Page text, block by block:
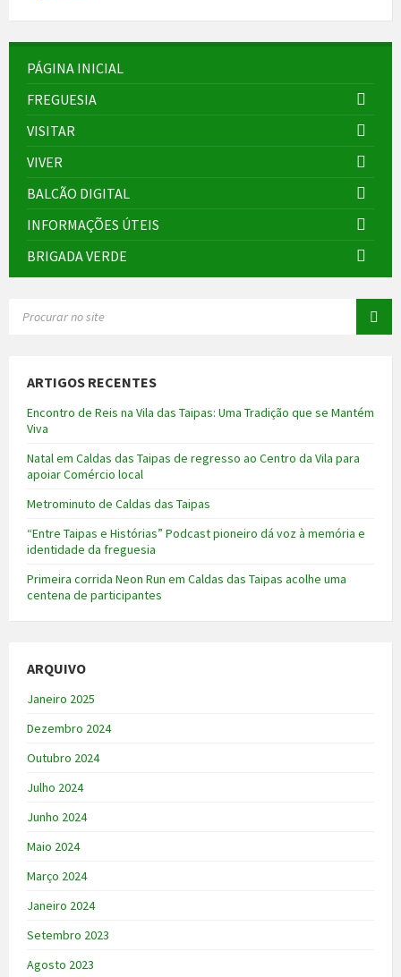
PÁGINA INICIAL
FREGUESIA
VISITAR
VIVER
BALCÃO DIGITAL
INFORMAÇÕES ÚTEIS
BRIGADA VERDE
ARTIGOS RECENTES
Encontro de Reis na Vila das Taipas: Uma Tradição que se Mantém
Viva
Natal em Caldas das Taipas de regresso ao Centro da Vila para
apoiar Comércio local
Metrominuto de Caldas das Taipas
“Entre Taipas e Histórias” Podcast pioneiro dá voz à memória e
identidade da freguesia
Primeira corrida Neon Run em Caldas das Taipas acolhe uma
centena de participantes
ARQUIVO
Janeiro 2025
Dezembro 2024
Outubro 2024
Julho 2024
Junho 2024
Maio 2024
Março 2024
Janeiro 2024
Setembro 2023
Agosto 2023